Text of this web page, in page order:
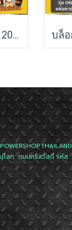
พัดลมพ่นไอน้ำไร้สาย 20V OCF763-M1 OSUKA (ครบชุด/ตัวเปล่า)
โลก ถนนศรีสวัสดิ์ รหัส